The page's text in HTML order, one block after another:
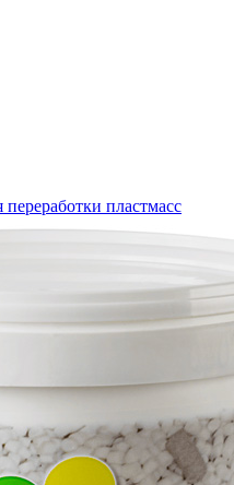
пластмасс